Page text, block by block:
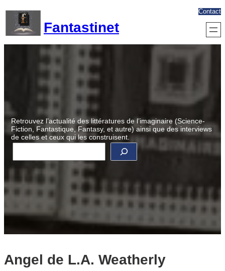
contenu
Fantastinet
Contact
Retrouvez l’actualité des littératures de l’imaginaire (Science-
Fiction, Fantastique, Fantasy, et autre) ainsi que des interviews
de celles et ceux qui les construisent.
R
c
h
r
Angel de L.A. Weatherly